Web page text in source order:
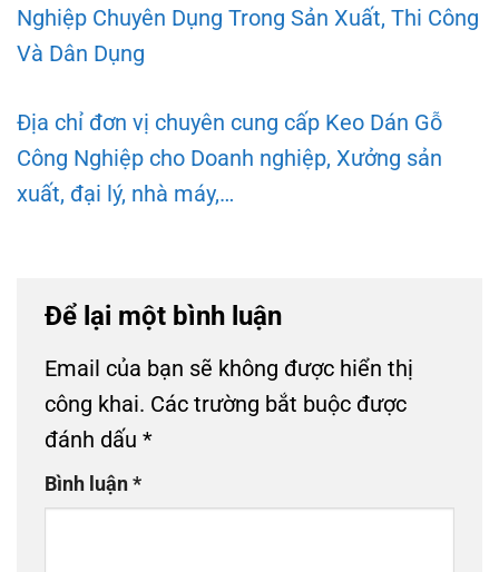
Nghiệp Chuyên Dụng Trong Sản Xuất, Thi Công
Và Dân Dụng
Địa chỉ đơn vị chuyên cung cấp Keo Dán Gỗ
Công Nghiệp cho Doanh nghiệp, Xưởng sản
xuất, đại lý, nhà máy,…
Để lại một bình luận
Email của bạn sẽ không được hiển thị
công khai. Các trường bắt buộc được
đánh dấu *
Bình luận*